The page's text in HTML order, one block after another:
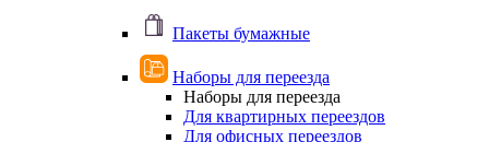
Пакеты бумажные
Наборы для переезда
Наборы для переезда
Для квартирных переездов
Для офисных переездов